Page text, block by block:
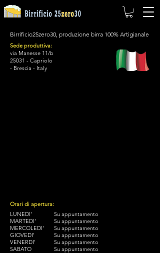
Birrificio25zero30, produzione birra 100% Artigianale
Sede produttiva:
​via Manesse 11/b
25031 - Capriolo
- Brescia - Italy
Orari di apertura:
LUNEDI'
MARTEDI'
MERCOLEDI'
GIOVEDI'
VENERDI'
SABATO
Su appuntamento
Su appuntamento
Su appuntamento
Su appuntamento
Su appuntamento
Su appuntamento